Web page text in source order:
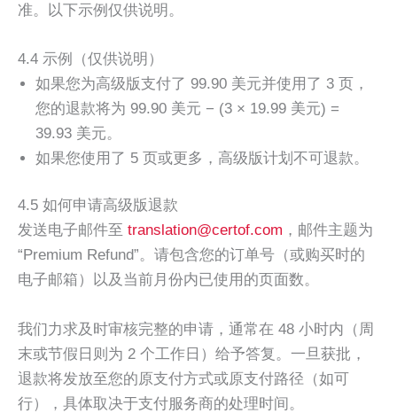
准。以下示例仅供说明。
4.4 示例（仅供说明）
如果您为高级版支付了 99.90 美元并使用了 3 页，
您的退款将为 99.90 美元 − (3 × 19.99 美元) =
39.93 美元。
如果您使用了 5 页或更多，高级版计划不可退款。
4.5 如何申请高级版退款
发送电子邮件至 translation@certof.com ，邮件主题为
“Premium Refund”。请包含您的订单号（或购买时的
电子邮箱）以及当前月份内已使用的页面数。
我们力求及时审核完整的申请，通常在 48 小时内（周
末或节假日则为 2 个工作日）给予答复。一旦获批，
退款将发放至您的原支付方式或原支付路径（如可
行），具体取决于支付服务商的处理时间。